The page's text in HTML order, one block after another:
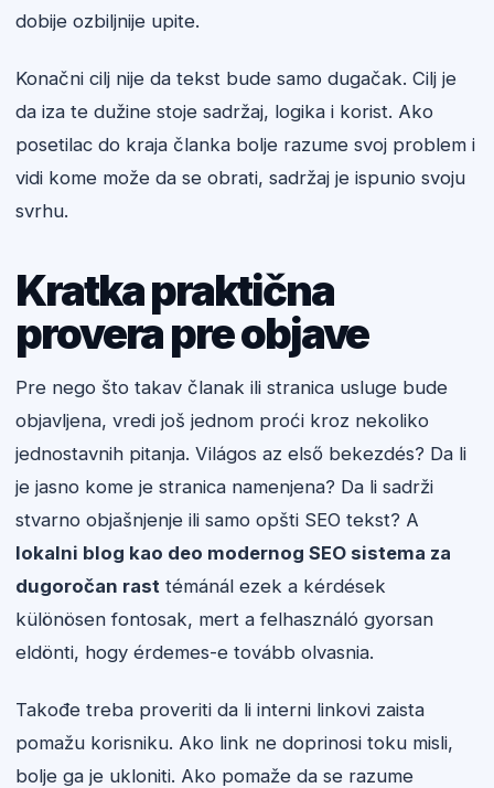
dobije ozbiljnije upite.
Konačni cilj nije da tekst bude samo dugačak. Cilj je
da iza te dužine stoje sadržaj, logika i korist. Ako
posetilac do kraja članka bolje razume svoj problem i
vidi kome može da se obrati, sadržaj je ispunio svoju
svrhu.
Kratka praktična
provera pre objave
Pre nego što takav članak ili stranica usluge bude
objavljena, vredi još jednom proći kroz nekoliko
jednostavnih pitanja. Világos az első bekezdés? Da li
je jasno kome je stranica namenjena? Da li sadrži
stvarno objašnjenje ili samo opšti SEO tekst? A
lokalni blog kao deo modernog SEO sistema za
dugoročan rast témánál ezek a kérdések
különösen fontosak, mert a felhasználó gyorsan
eldönti, hogy érdemes-e tovább olvasnia.
Takođe treba proveriti da li interni linkovi zaista
pomažu korisniku. Ako link ne doprinosi toku misli,
bolje ga je ukloniti. Ako pomaže da se razume